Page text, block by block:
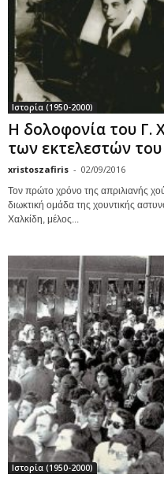
Ιστορία (1950-2000)
Η δολοφονία του Γ.
των εκτελεστών του
xristoszafiris - 02/09/2016
Τον πρώτο χρόνο της απριλιανής
διωκτική ομάδα της χουντικής
Χαλκίδη, μέλος...
Ιστορία (1950-2000)